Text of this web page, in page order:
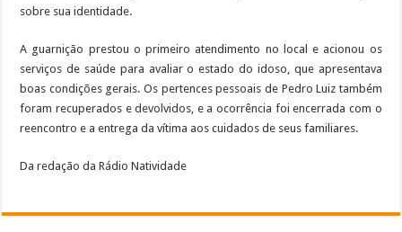
sobre sua identidade.
A guarnição prestou o primeiro atendimento no local e acionou os
serviços de saúde para avaliar o estado do idoso, que apresentava
boas condições gerais. Os pertences pessoais de Pedro Luiz também
foram recuperados e devolvidos, e a ocorrência foi encerrada com o
reencontro e a entrega da vítima aos cuidados de seus familiares.
Da redação da Rádio Natividade